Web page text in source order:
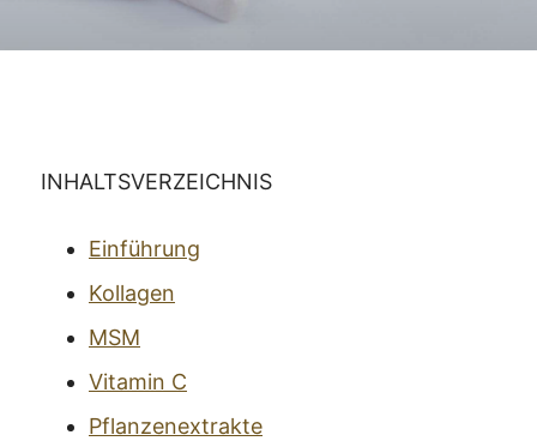
INHALTSVERZEICHNIS
Einführung
Kollagen
MSM
Vitamin C
Pflanzenextrakte